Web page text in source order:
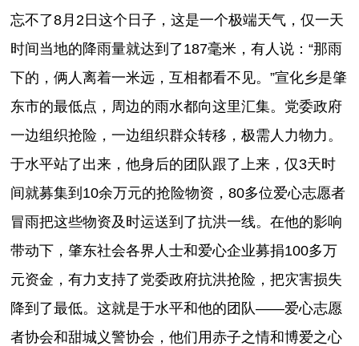
忘不了8月2日这个日子，这是一个极端天气，仅一天
时间当地的降雨量就达到了187毫米，有人说：“那雨
下的，俩人离着一米远，互相都看不见。”宣化乡是肇
东市的最低点，周边的雨水都向这里汇集。党委政府
一边组织抢险，一边组织群众转移，极需人力物力。
于水平站了出来，他身后的团队跟了上来，仅3天时
间就募集到10余万元的抢险物资，80多位爱心志愿者
冒雨把这些物资及时运送到了抗洪一线。在他的影响
带动下，肇东社会各界人士和爱心企业募捐100多万
元资金，有力支持了党委政府抗洪抢险，把灾害损失
降到了最低。这就是于水平和他的团队——爱心志愿
者协会和甜城义警协会，他们用赤子之情和博爱之心